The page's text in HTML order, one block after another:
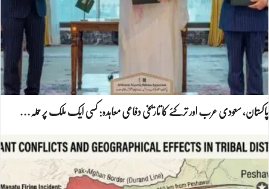
پاکستان، سعودی عرب اور ترکئے کا تاریخی دفاعی معاہدہ: کسی ایک ملک پر حملہ…